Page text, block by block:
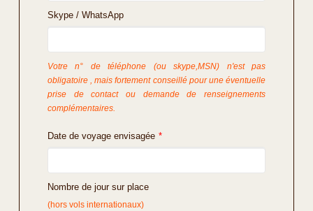
Skype / WhatsApp
Votre n° de téléphone (ou skype,MSN) n'est pas
obligatoire , mais fortement conseillé pour une éventuelle
prise de contact ou demande de renseignements
complémentaires.
Date de voyage envisagée *
Nombre de jour sur place
(hors vols internationaux)